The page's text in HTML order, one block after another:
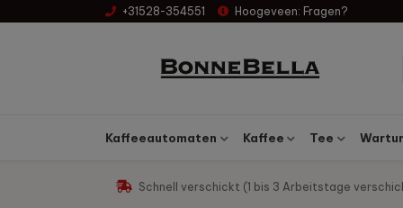
+31528-354551 Hoogeveen: Fragen?
Kaffeeautomaten Kaffee Tee
Schnell verschickt (1 bis 3 Arbeitstage